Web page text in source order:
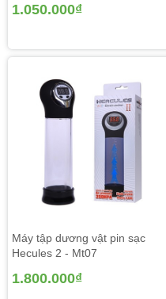
1.050.000₫
Máy tập dương vật pin sạc
Hecules 2 - Mt07
1.800.000₫